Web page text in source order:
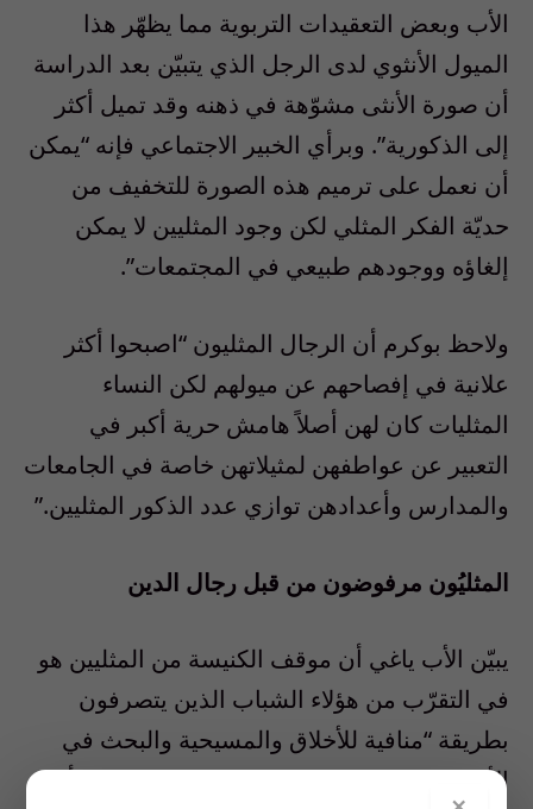
الأب وبعض التعقيدات التربوية مما يظهّر هذا
الميول الأنثوي لدى الرجل الذي يتبيّن بعد الدراسة
أن صورة الأنثى مشوّهة في ذهنه وقد تميل أكثر
إلى الذكورية”. وبرأي الخبير الاجتماعي فإنه “يمكن
أن نعمل على ترميم هذه الصورة للتخفيف من
حديّة الفكر المثلي لكن وجود المثليين لا يمكن
إلغاؤه ووجودهم طبيعي في المجتمعات”.
ولاحظ بوكرم أن الرجال المثليون “اصبحوا أكثر
علانية في إفصاحهم عن ميولهم لكن النساء
المثليات كان لهن أصلاً هامش حرية أكبر في
التعبير عن عواطفهن لمثيلاتهن خاصة في الجامعات
والمدارس وأعدادهن توازي عدد الذكور المثليين.”
المثليُون مرفوضون من قبل رجال الدين
يبيّن الأب ياغي أن موقف الكنيسة من المثليين هو
في التقرّب من هؤلاء الشباب الذين يتصرفون
بطريقة “منافية للأخلاق والمسيحية والبحث في
الأسباب التي قد تكون حادثا تعرض له الشاب أو